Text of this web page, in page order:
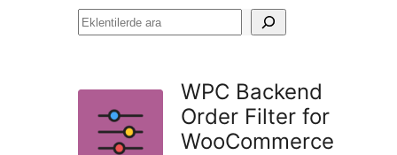
Eklentilerde
WPC Backend
Order Filter for
WooCommerce